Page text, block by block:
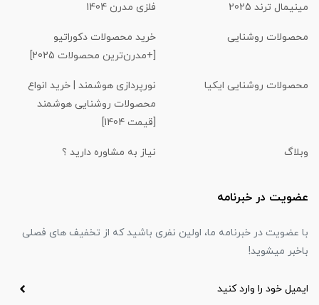
مینیمال ترند 2025
فلزی مدرن 1404
محصولات روشنایی
خرید محصولات دکوراتیو
[+مدرن‌ترین محصولات 2025]
محصولات روشنایی ایکیا
نورپردازی هوشمند | خرید انواع
محصولات روشنایی هوشمند
[قیمت 1404]
وبلاگ نیاز به مشاوره دارید ؟
عضویت در خبرنامه
با عضویت در خبرنامه ما، اولین نفری باشید که از تخفیف های فصلی
باخبر میشوید!